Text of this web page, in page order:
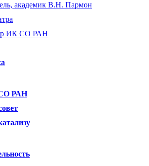
академик В.Н. Пармон
ИК СО РАН
РАН